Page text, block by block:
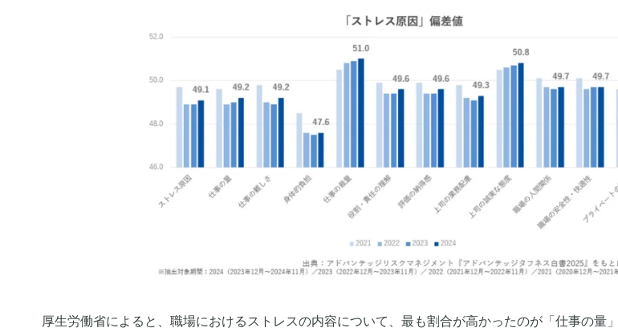
厚生労働省によると、職場におけるストレスの内容について、最も割合が高かったのが「仕事の量